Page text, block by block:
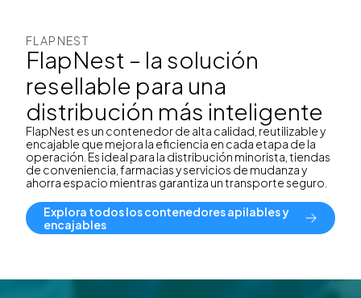
FLAPNEST
FlapNest – la solución
resellable para una
distribución más inteligente
FlapNest es un contenedor de alta calidad, reutilizable y
encajable que mejora la eficiencia en cada etapa de la
operación. Es ideal para la distribución minorista, tiendas
de conveniencia, farmacias y servicios de mudanza y
ahorra espacio mientras garantiza un transporte seguro.
Explora todos los contenedores apilables y
encajables